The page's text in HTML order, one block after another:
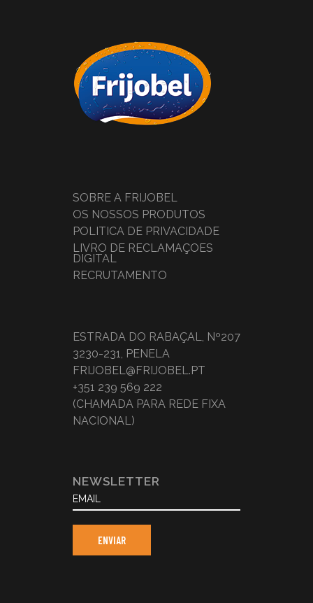
SOBRE A FRIJOBEL
OS NOSSOS PRODUTOS
POLÍTICA DE PRIVACIDADE
LIVRO DE RECLAMAÇÕES
DIGITAL
RECRUTAMENTO
ESTRADA DO RABAÇAL, Nº207
3230-231, PENELA
FRIJOBEL@FRIJOBEL.PT
+351 239 569 222
(CHAMADA PARA REDE FIXA
NACIONAL)
NEWSLETTER